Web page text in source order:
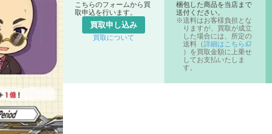
こちらのフォームから買
取申込を行います。
買取申し込み
買取について
梱包した商品を当店まで
送付ください。
送料はお客様負担とな
りますが、買取が成立
した場合には、所定の
送料（詳細はこちら
）を買取金額に上乗せ
してお支払いたしま
す。